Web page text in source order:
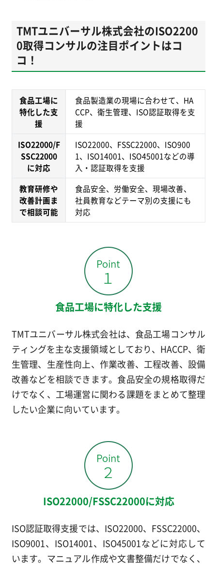
TMTユニバーサル株式会社のISO2200
0取得コンサルの注目ポイントはコ
コ！
食品工場に
特化した支
援
食品製造業の現場に合わせて、HA
CCP、衛生管理、ISO認証取得を支
援
ISO22000/F
SSC22000
に対応
ISO22000、FSSC22000、ISO900
1、ISO14001、ISO45001などの導
入・認証取得を支援
教育研修や
改善計画ま
で相談可能
食品安全、労働安全、現場改善、
社員教育などテーマ別の支援にも
対応
食品工場に特化した支援
TMTユニバーサル株式会社は、食品工場コンサル
ティングを主な支援領域としており、HACCP、衛
生管理、生産性向上、作業改善、工程改善、設備
改善などを相談できます。食品安全の規格取得だ
けでなく、工場運営に関わる課題をまとめて整理
したい企業に向いています。
ISO22000/FSSC22000に対応
ISO認証取得支援では、ISO22000、FSSC22000、
ISO9001、ISO14001、ISO45001などに対応して
います。マニュアル作成や文書整備だけでなく、